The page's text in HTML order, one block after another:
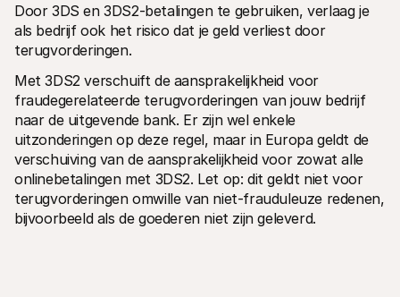
Door 3DS en 3DS2-betalingen te gebruiken, verlaag je
als bedrijf ook het risico dat je geld verliest door
terugvorderingen.
Met 3DS2 verschuift de aansprakelijkheid voor
fraudegerelateerde terugvorderingen van jouw bedrijf
naar de uitgevende bank. Er zijn wel enkele
uitzonderingen op deze regel, maar in Europa geldt de
verschuiving van de aansprakelijkheid voor zowat alle
onlinebetalingen met 3DS2. Let op: dit geldt niet voor
terugvorderingen omwille van niet-frauduleuze redenen,
bijvoorbeeld als de goederen niet zijn geleverd.